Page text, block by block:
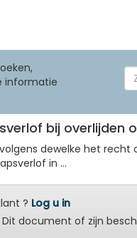
informatie
bij
dewelke het
in ...
? Log u in
document of zijn